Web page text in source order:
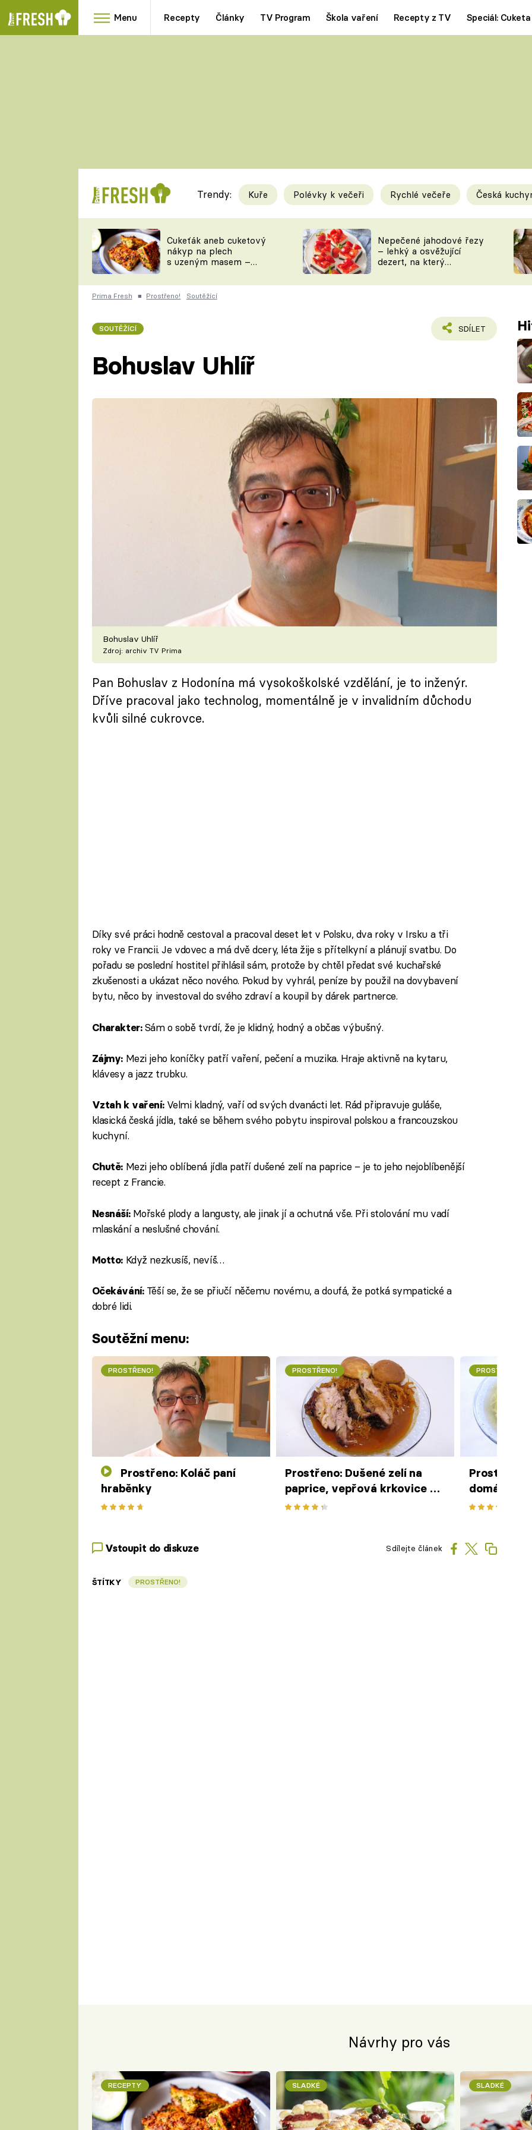
Menu Recepty Články TV Program Škola vaření Recepty z TV Speciál: Cuketa
RYCHLOVKY
Videorecepty
TEĎ VAŘÍ ŠÉF!
ČESKO NA TALÍŘI
Tipy a triky
KAM ZA JÍDLEM
VYCHYTÁVKY
ČASOPIS
Trendy: Kuře Polévky k večeři Rychlé večeře Česká
Cukeťák aneb cuketový
nákyp na plech
s uzeným masem –
zpracovat přerostlé
cukety
Nepečené jahodové řezy
– lehký a osvěžující
dezert, na který
Prima Fresh ■ Prostřeno! Soutěžící
SOUTĚŽÍCÍ SDÍLET
Bohuslav Uhlíř
Bohuslav Uhlíř
Zdroj: archiv TV Prima
Pan Bohuslav z Hodonína má vysokoškolské vzdělání, je to inženýr.
Dříve pracoval jako technolog, momentálně je v invalidním důchodu
kvůli silné cukrovce.
Díky své práci hodně cestoval a pracoval deset let v Polsku, dva roky v Irsku a tři
roky ve Francii. Je vdovec a má dvě dcery, léta žije s přítelkyní a plánují svatbu. Do
pořadu se poslední hostitel přihlásil sám, protože by chtěl předat své kuchařské
zkušenosti a ukázat něco nového. Pokud by vyhrál, peníze by použil na dovybavení
bytu, něco by investoval do svého zdraví a koupil by dárek partnerce.
Charakter: Sám o sobě tvrdí, že je klidný, hodný a občas výbušný.
Zájmy: Mezi jeho koníčky patří vaření, pečení a muzika. Hraje aktivně na kytaru,
klávesy a jazz trubku.
Vztah k vaření: Velmi kladný, vaří od svých dvanácti let. Rád připravuje guláše,
klasická česká jídla, také se během svého pobytu inspiroval polskou a francouzskou
kuchyní.
Chutě: Mezi jeho oblíbená jídla patří dušené zelí na paprice – je to jeho nejoblíbenější
recept z Francie.
Nesnáší: Mořské plody a langusty, ale jinak jí a ochutná vše. Při stolování mu vadí
mlaskání a neslušné chování.
Motto: Když nezkusíš, nevíš…
Očekávání: Těší se, že se přiučí něčemu novému, a doufá, že potká sympatické a
dobré lidi.
Soutěžní menu:
PROSTŘENO!
hraběnky
PROSTŘENO!
Prostřeno: Dušené zelí na
paprice, vepřová krkovice na
bylinkách, chlupaté knedlíky
PROSTŘENO!
Prostřeno:
domácími
játrovými
Vstoupit do diskuze Sdílejte článek
ŠTÍTKY PROSTŘENO!
Návrhy pro vás
RECEPTY SLADKÉ SLADKÉ